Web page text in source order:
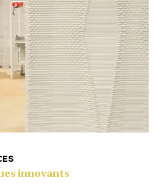
innovants